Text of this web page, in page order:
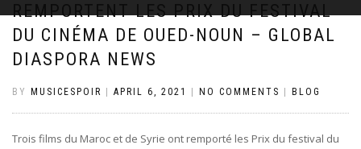
REMPORTENT LES PRIX DU FESTIVAL
DU CINÉMA DE OUED-NOUN – GLOBAL
DIASPORA NEWS
BY MUSICESPOIR APRIL 6, 2021 NO COMMENTS BLOG
Trois films du Maroc et de Syrie ont remporté les Prix du festival du